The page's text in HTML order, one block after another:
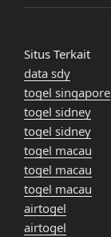
Situs Terkait
data sdy
togel singapore
togel sidney
togel sidney
togel macau
togel macau
togel macau
airtogel
airtogel